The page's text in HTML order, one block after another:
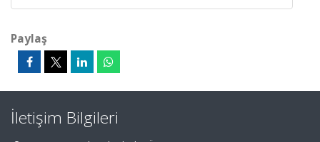
Paylaş
İletişim Bilgileri